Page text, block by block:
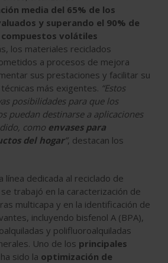
media del 65% de los
y superando el 90% de
compuestos volátiles
los materiales reciclados
a procesos de mejora
sus prestaciones y facilitar su
más exigentes. “Estos
posibilidades para que los
puedan destinarse a aplicaciones
como envases para
del hogar”, destacan los
línea dedicada al reciclado de
trabajó en la caracterización de
multicapa y en la identificación de
incluyendo bisfenol A (BPA),
y polifluoroalquiladas
Uno de los principales
sido la optimización de